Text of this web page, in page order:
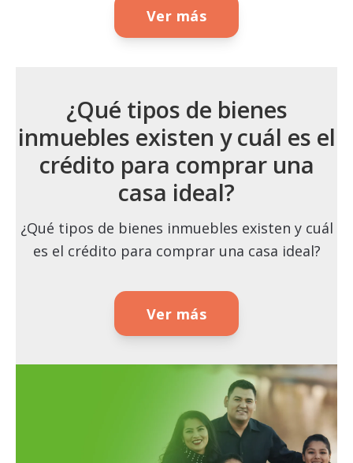
Ver más
¿Qué tipos de bienes
inmuebles existen y cuál es el
crédito para comprar una
casa ideal?
¿Qué tipos de bienes inmuebles existen y cuál
es el crédito para comprar una casa ideal?
Ver más